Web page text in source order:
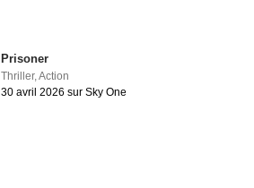
Prisoner
Thriller,Action
30 avril 2026 sur Sky One